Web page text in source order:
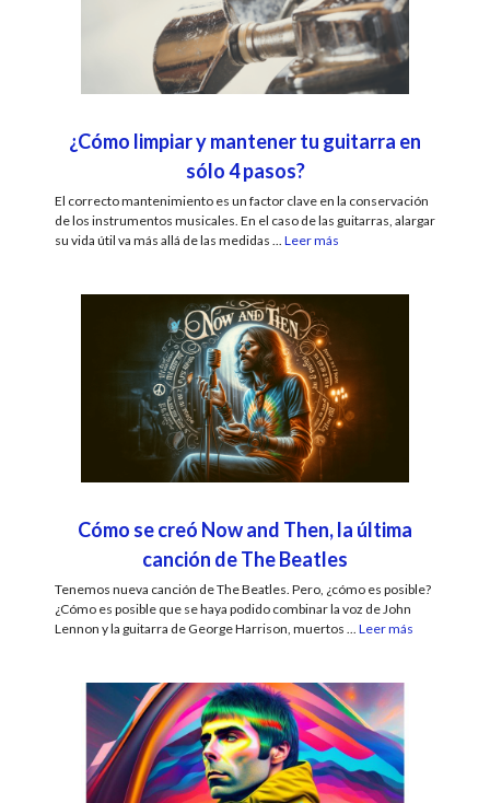
¿Cómo limpiar y mantener tu guitarra en
sólo 4 pasos?
El correcto mantenimiento es un factor clave en la conservación
de los instrumentos musicales. En el caso de las guitarras, alargar
su vida útil va más allá de las medidas ... Leer más
Cómo se creó Now and Then, la última
canción de The Beatles
Tenemos nueva canción de The Beatles. Pero, ¿cómo es posible?
¿Cómo es posible que se haya podido combinar la voz de John
Lennon y la guitarra de George Harrison, muertos ... Leer más